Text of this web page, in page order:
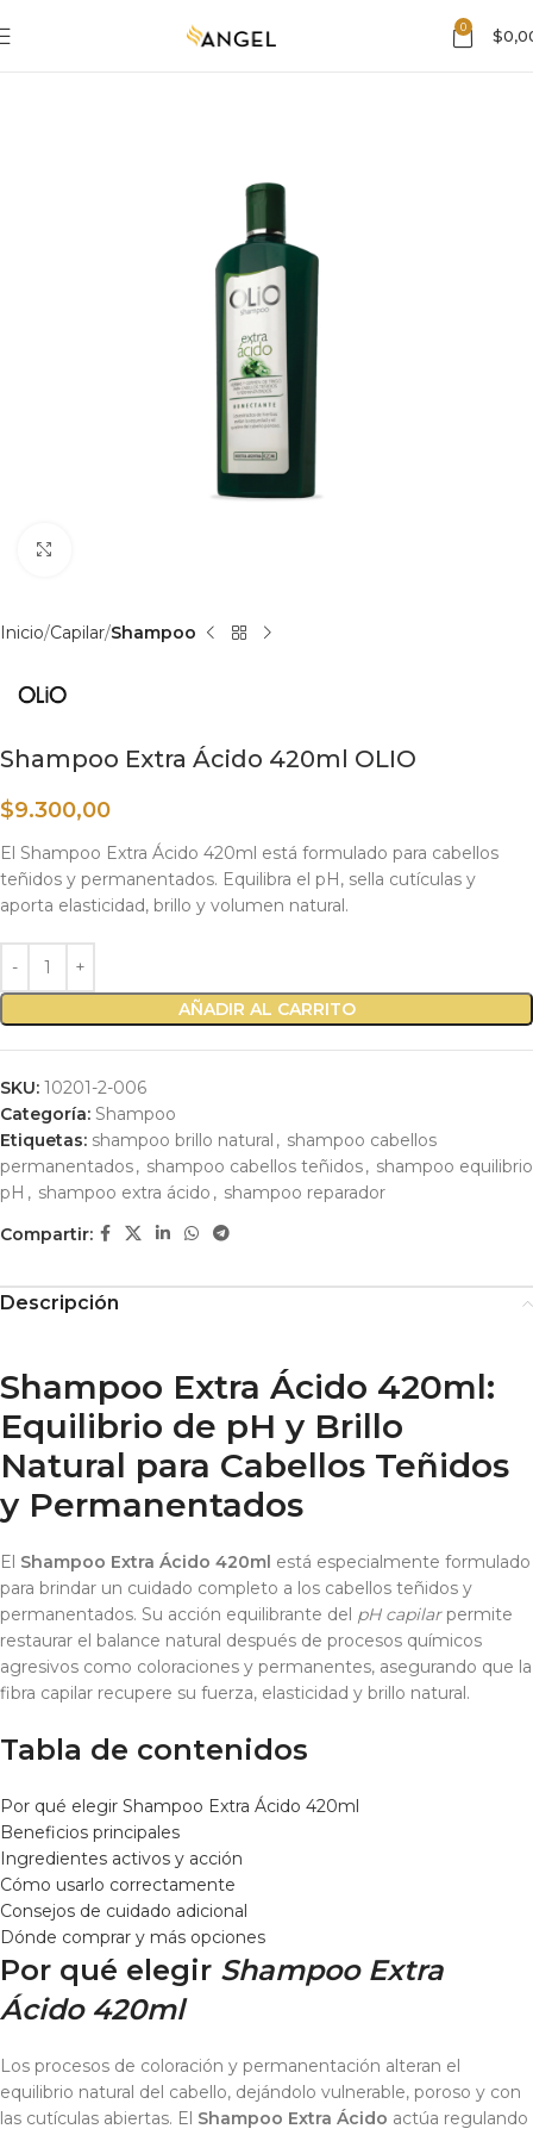
0 $
Inicio Capilar Shampoo
Shampoo Extra Ácido 420ml OLIO
$9.300,00
El Shampoo Extra Ácido 420ml está formulado para cabellos
teñidos y permanentados. Equilibra el pH, sella cutículas y
aporta elasticidad, brillo y volumen natural.
AÑADIR AL CARRITO
SKU: 10201-2-006
Categoría: Shampoo
Etiquetas: shampoo brillo natural , shampoo cabellos
permanentados, shampoo cabellos teñidos, shampoo equilibrio
pH , shampoo extra ácido , shampoo reparador
Compartir:
Descripción
Shampoo Extra Ácido 420ml:
Equilibrio de pH y Brillo
Natural para Cabellos Teñidos
y Permanentados
El Shampoo Extra Ácido 420ml está especialmente formulado
para brindar un cuidado completo a los cabellos teñidos y
permanentados. Su acción equilibrante del pH capilarpermite
restaurar el balance natural después de procesos químicos
agresivos como coloraciones y permanentes, asegurando que la
fibra capilar recupere su fuerza, elasticidad y brillo natural.
Tabla de contenidos
Por qué elegir Shampoo Extra Ácido 420ml
Beneficios principales
Ingredientes activos y acción
Cómo usarlo correctamente
Consejos de cuidado adicional
Dónde comprar y más opciones
Por qué elegir Shampoo Extra
Ácido 420ml
Los procesos de coloración y permanentación alteran el
equilibrio natural del cabello, dejándolo vulnerable, poroso y con
las cutículas abiertas. El Shampoo Extra Ácido actúa regulando